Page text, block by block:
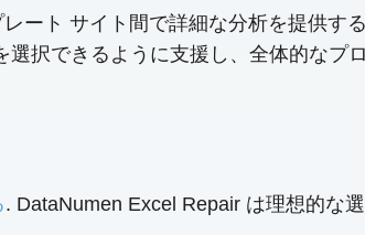
ート サイト間で詳細な分析を提供
択できるように支援し、全体的な
. DataNumen Excel Repair は理想的な選